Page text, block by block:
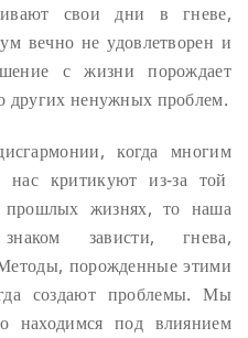
свои дни в гневе,
вечно не удовлетворен и
с жизни порождает
ненужных проблем.
когда многим
критикуют из-за той
жизнях, то наша
зависти, гнева,
порожденные этими
создают проблемы. Мы
находимся под влиянием